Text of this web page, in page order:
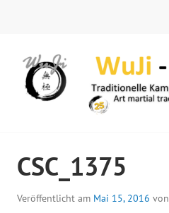
CSC_1375
Veröffentlicht am Mai 15, 2016 von